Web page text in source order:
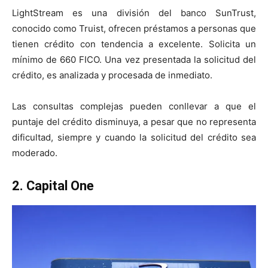
LightStream es una división del banco SunTrust,
conocido como Truist, ofrecen préstamos a personas que
tienen crédito con tendencia a excelente. Solicita un
mínimo de 660 FICO. Una vez presentada la solicitud del
crédito, es analizada y procesada de inmediato.
Las consultas complejas pueden conllevar a que el
puntaje del crédito disminuya, a pesar que no representa
dificultad, siempre y cuando la solicitud del crédito sea
moderado.
2. Capital One